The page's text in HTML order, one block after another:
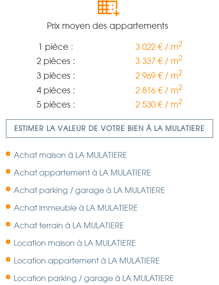
Prix moyen des appartements
1 pièce : 3 022 € / m2
2 pièces : 3 337 € / m2
3 pièces : 2 969 € / m2
4 pièces : 2 816 € / m2
5 pièces : 2 530 € / m2
ESTIMER LA VALEUR DE VOTRE BIEN À LA MULATIERE
Achat maison à LA MULATIERE
Achat appartement à LA MULATIERE
Achat parking / garage à LA MULATIERE
Achat immeuble à LA MULATIERE
Achat terrain à LA MULATIERE
Location maison à LA MULATIERE
Location appartement à LA MULATIERE
Location parking / garage à LA MULATIERE